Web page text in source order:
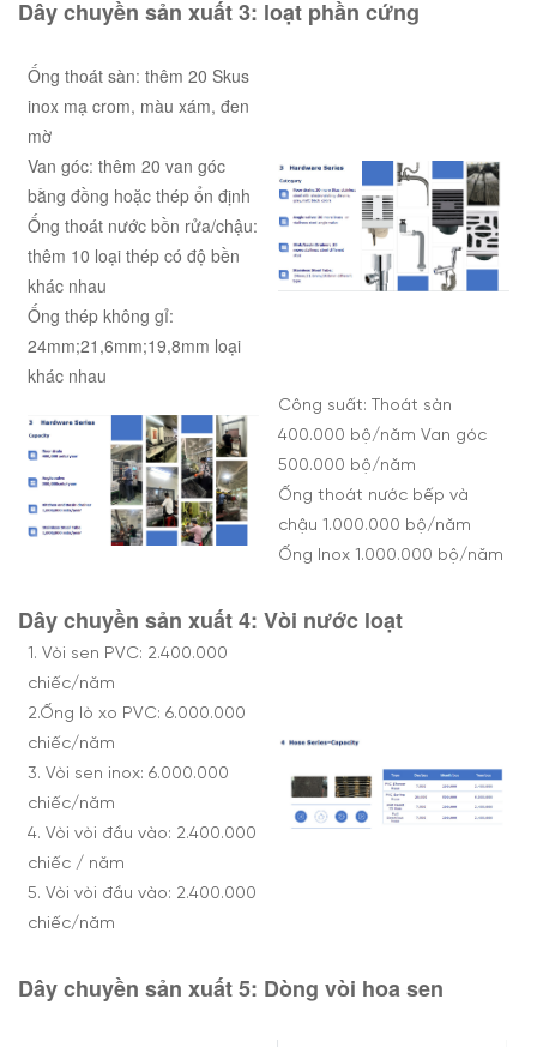
Dây chuyền sản xuất 3: loạt phần cứng
Ống thoát sàn: thêm 20 Skus
inox mạ crom, màu xám, đen
mờ
Van góc: thêm 20 van góc
bằng đồng hoặc thép ổn định
Ống thoát nước bồn rửa/chậu:
thêm 10 loại thép có độ bền
khác nhau
Ống thép không gỉ:
24mm;21,6mm;19,8mm loại
khác nhau
Công suất: Thoát sàn
400.000 bộ/năm Van góc
500.000 bộ/năm
Ống thoát nước bếp và
chậu 1.000.000 bộ/năm
Ống Inox 1.000.000 bộ/năm
Dây chuyền sản xuất 4: Vòi nước loạt
1. Vòi sen PVC: 2.400.000
chiếc/năm
2.Ống lò xo PVC: 6.000.000
chiếc/năm
3. Vòi sen inox: 6.000.000
chiếc/năm
4. Vòi vòi đầu vào: 2.400.000
chiếc / năm
5. Vòi vòi đầu vào: 2.400.000
chiếc/năm
Dây chuyền sản xuất 5: Dòng vòi hoa sen